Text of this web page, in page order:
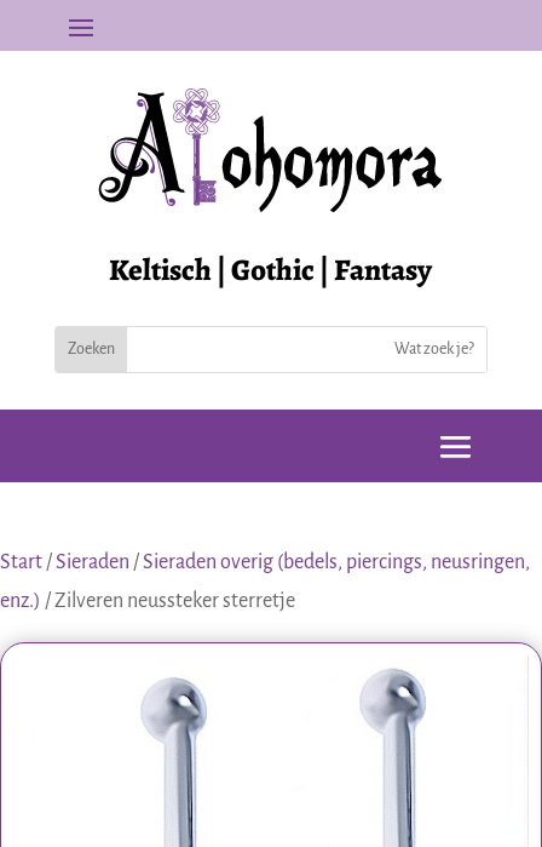
Keltisch | Gothic | Fantasy
Start /Sieraden /Sieraden overig (bedels, piercings, neusringen,
enz.) / Zilveren neussteker sterretje